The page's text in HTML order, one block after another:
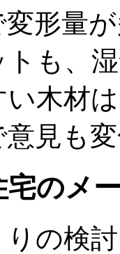
形量
トも、
い木材
意見も
宅のメ
りの検